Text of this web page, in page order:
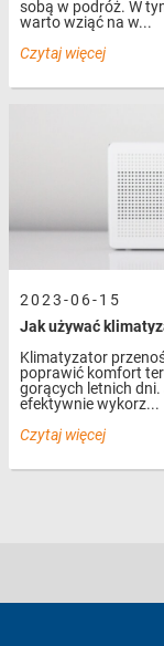
sobą w podróż. W
warto wziąć na w...
Czytaj więcej
2023-06-15
Jak używać
Klimatyzator
poprawić komfort
gorących letnich
efektywnie wykorz...
Czytaj więcej